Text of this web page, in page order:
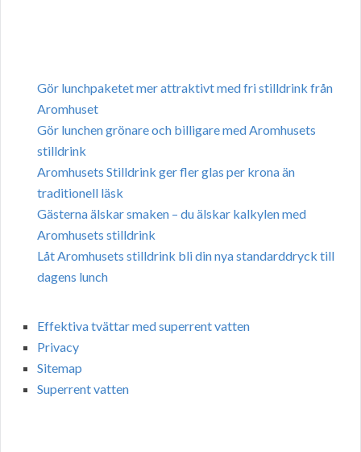
Gör lunchpaketet mer attraktivt med fri stilldrink från
Aromhuset
Gör lunchen grönare och billigare med Aromhusets
stilldrink
Aromhusets Stilldrink ger fler glas per krona än
traditionell läsk
Gästerna älskar smaken – du älskar kalkylen med
Aromhusets stilldrink
Låt Aromhusets stilldrink bli din nya standarddryck till
dagens lunch
Effektiva tvättar med superrent vatten
Privacy
Sitemap
Superrent vatten